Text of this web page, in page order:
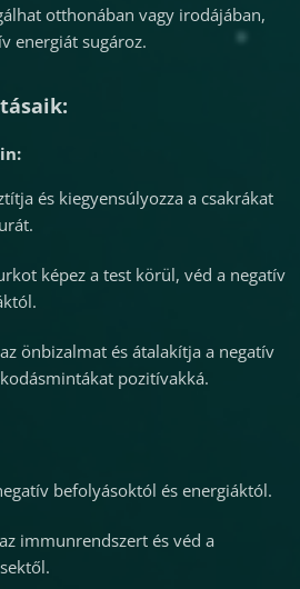
otthonában vagy irodájában,
energiát sugároz.
és kiegyensúlyozza a csakrákat
képez a test körül, véd a negatív
önbizalmat és átalakítja a negatív
pozitívakká.
befolyásoktól és energiáktól.
immunrendszert és véd a